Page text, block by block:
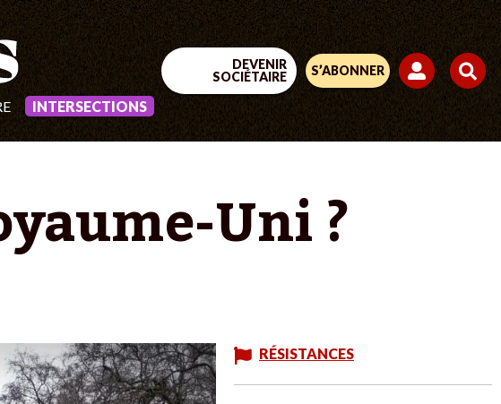
INTERSECTIONS
DEVENIR
SOCIÉTAIRE
S’ABONNER
Uni ?
RÉSISTANCES